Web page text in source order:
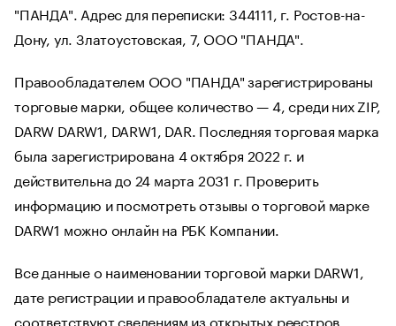
"ПАНДА". Адрес для переписки: 344111, г. Ростов-на-
Дону, ул. Златоустовская, 7, ООО "ПАНДА".
Правообладателем ООО "ПАНДА" зарегистрированы
торговые марки, общее количество — 4, среди них ZIP,
DARW DARW1, DARW1, DAR. Последняя торговая марка
была зарегистрирована 4 октября 2022 г. и
действительна до 24 марта 2031 г. Проверить
информацию и посмотреть отзывы о торговой марке
DARW1 можно онлайн на РБК Компании.
Все данные о наименовании торговой марки DARW1,
дате регистрации и правообладателе актуальны и
соответствуют сведениям из открытых реестров